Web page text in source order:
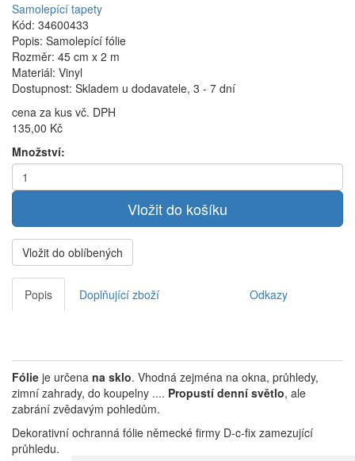
Samolepící tapety
Kód: 34600433
Popis: Samolepící fólie
Rozměr: 45 cm x 2 m
Materiál: Vinyl
Dostupnost: Skladem u dodavatele, 3 - 7 dní
cena za kus vč. DPH
135,00 Kč
Množství:
Vložit do oblíbených
Popis Doplňující zboží Odkazy
Fólie je určena na sklo. Vhodná zejména na okna, průhledy,
zimní zahrady, do koupelny .... Propustí denní světlo, ale
zabrání zvědavým pohledům.
Dekorativní ochranná fólie německé firmy D-c-fix zamezující
průhledu.